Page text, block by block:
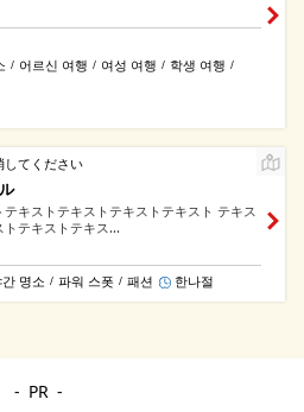
/ 어르신 여행 / 여성 여행 / 학생 여행 /
してください
テキストテキストテキストテキスト テキス
トテキストテキス...
간 명소 / 파워 스폿 / 패션 한나절
PR